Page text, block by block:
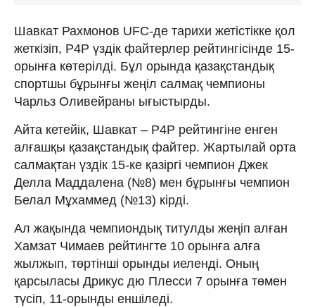
Шавкат Рахмонов UFC-де тарихи жетістікке қол
жеткізіп, P4P үздік файтерлер рейтингісінде 15-
орынға көтерілді. Бұл орында қазақстандық
спортшы бұрынғы жеңіл салмақ чемпионы
Чарльз Оливейраны ығыстырды.
Айта кетейік, Шавкат – P4P рейтингіне енген
алғашқы қазақстандық файтер. Жартылай орта
салмақтан үздік 15-ке қазіргі чемпион Джек
Делла Маддалена (№8) мен бұрынғы чемпион
Белал Мұхаммед (№13) кірді.
Ал жақында чемпиондық титулды жеңіп алған
Хамзат Чимаев рейтингте 10 орынға алға
жылжып, төртінші орынды иеленді. Оның
қарсыласы Дрикус дю Плесси 7 орынға төмен
түсіп, 11-орынды еншіледі.